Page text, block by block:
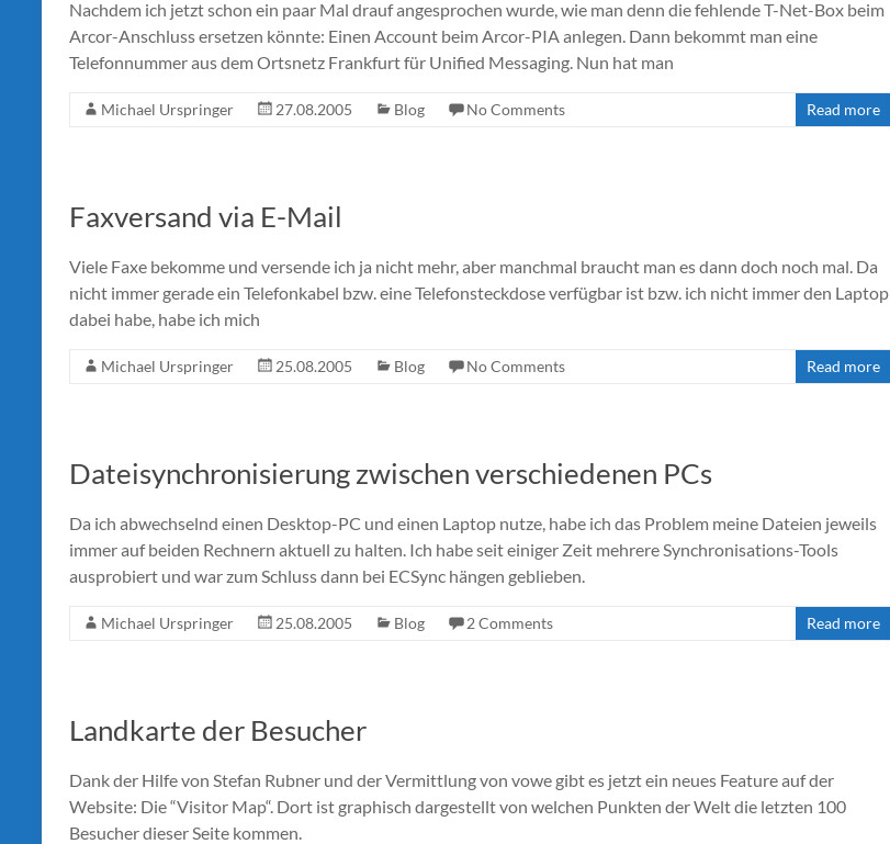
Nachdem ich jetzt schon ein paar Mal drauf angesprochen wurde, wie man denn die fehlende T-Net-Box beim
Arcor-Anschluss ersetzen könnte: Einen Account beim Arcor-PIA anlegen. Dann bekommt man eine
Telefonnummer aus dem Ortsnetz Frankfurt für Unified Messaging. Nun hat man
Michael Urspringer 27.08.2005 Blog No Comments Read more
Faxversand via E-Mail
Viele Faxe bekomme und versende ich ja nicht mehr, aber manchmal braucht man es dann doch noch mal. Da
nicht immer gerade ein Telefonkabel bzw. eine Telefonsteckdose verfügbar ist bzw. ich nicht immer den Laptop
dabei habe, habe ich mich
Michael Urspringer 25.08.2005 Blog No Comments Read more
Dateisynchronisierung zwischen verschiedenen PCs
Da ich abwechselnd einen Desktop-PC und einen Laptop nutze, habe ich das Problem meine Dateien jeweils
immer auf beiden Rechnern aktuell zu halten. Ich habe seit einiger Zeit mehrere Synchronisations-Tools
ausprobiert und war zum Schluss dann bei ECSync hängen geblieben.
Michael Urspringer 25.08.2005 Blog 2 Comments Read more
Landkarte der Besucher
Dank der Hilfe von Stefan Rubner und der Vermittlung von vowe gibt es jetzt ein neues Feature auf der
Website: Die “Visitor Map“. Dort ist graphisch dargestellt von welchen Punkten der Welt die letzten 100
Besucher dieser Seite kommen.